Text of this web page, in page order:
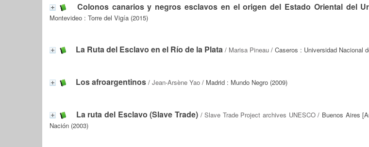
Colonos canarios y negros esclavos en el origen del Estado Oriental del
Montevideo : Torre del Vigía (2015)
La Ruta del Esclavo en el Río de la Plata / Marisa Pineau / Caseros : Universidad Nacional
Los afroargentinos / Jean-Arsène Yao / Madrid : Mundo Negro (2009)
La ruta del Esclavo (Slave Trade)/Slave Trade Project archives UNESCO/ Buenos Aires
Nación (2003)